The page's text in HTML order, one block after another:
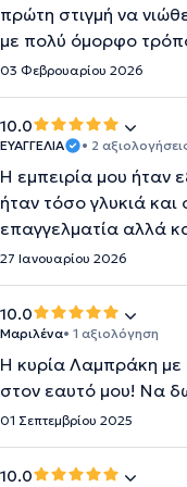
πρώτη στιγμή να
με πολύ όμορφο
03 Φεβρουαρίου 2026
10.0
ΕΥΑΓΓΕΛΙΑ • 2
Η εμπειρία μου ήταν
ήταν τόσο γλυκιά
επαγγελματία αλλά
27 Ιανουαρίου 2026
10.0
Μαριλένα• 1 αξιολόγηση
Η κυρία Λαμπράκη με
στον εαυτό μου! Να
01 Σεπτεμβρίου 2025
10.0